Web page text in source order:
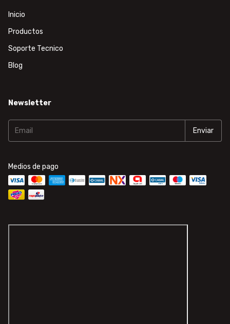
Inicio
Productos
Soporte Tecnico
Blog
Newsletter
Medios de pago